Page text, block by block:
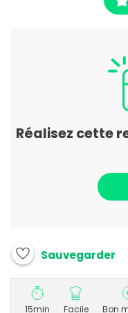
Réalisez cette
Sauvegarder
15min Facile Bon